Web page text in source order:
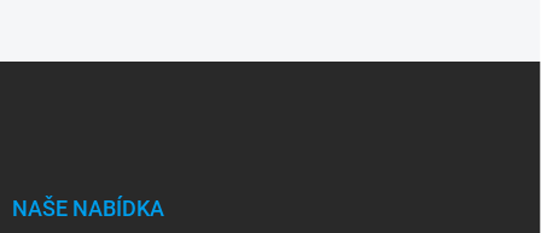
NAŠE NABÍDKA